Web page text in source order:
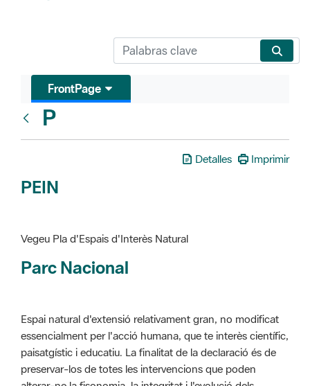
Glosari
P
PEIN
Vegeu Pla d'Espais d'Interès Natural
Espai natural d'extensió relativament gran, no modificat
preservar-los de totes les intervencions que poden
alterar-ne la fisonomia, la integritat i l'evolució dels
sistemes naturals. Aquesta figura ve definida en la Llei
12/1985, de 13 de juny, d'espais naturals.